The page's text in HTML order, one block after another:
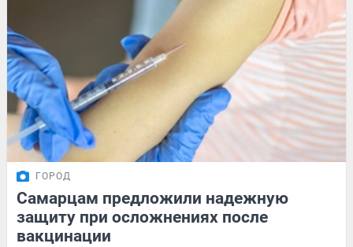
ГОРОД
Самарцам предложили надежную
защиту при осложнениях после
вакцинации